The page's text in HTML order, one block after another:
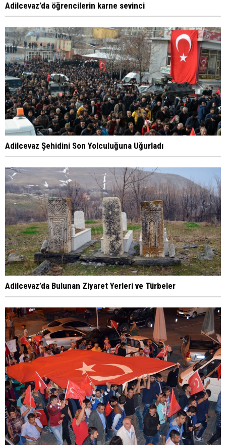
Adilcevaz’da öğrencilerin karne sevinci
Adilcevaz Şehidini Son Yolculuğuna Uğurladı
Adilcevaz’da Bulunan Ziyaret Yerleri ve Türbeler